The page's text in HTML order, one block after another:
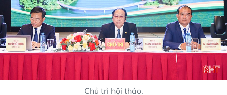
Chủ trì hội thảo.